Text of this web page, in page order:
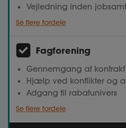
Vejledning inden
Se flere fordele
Fagforening
Gennemgang af
Hjælp ved konflikter og
Adgang til rabatunivers
Se flere fordele